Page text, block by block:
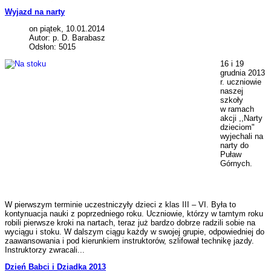
Wyjazd na narty
on piątek, 10.01.2014
Autor: p. D. Barabasz
Odsłon: 5015
16 i 19
grudnia 2013
r. uczniowie
naszej
szkoły
w ramach
akcji ,,Narty
dzieciom"
wyjechali na
narty do
Puław
Górnych.
W pierwszym terminie uczestniczyły dzieci z klas III – VI. Była to
kontynuacja nauki z poprzedniego roku. Uczniowie, którzy w tamtym roku
robili pierwsze kroki na nartach, teraz już bardzo dobrze radzili sobie na
wyciągu i stoku. W dalszym ciągu każdy w swojej grupie, odpowiedniej do
zaawansowania i pod kierunkiem instruktorów, szlifował technikę jazdy.
Instruktorzy zwracali...
Dzień Babci i Dziadka 2013